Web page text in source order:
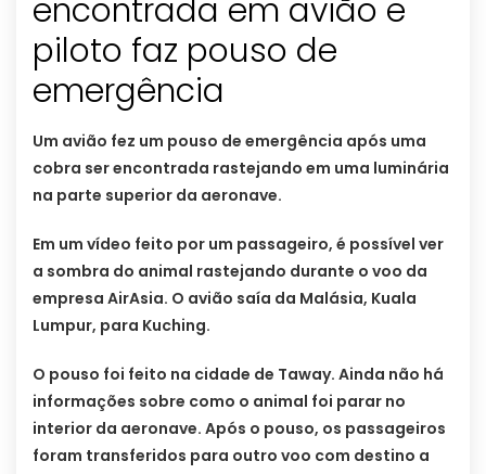
encontrada em avião e
piloto faz pouso de
emergência
Um avião fez um pouso de emergência após uma
cobra ser encontrada rastejando em uma luminária
na parte superior da aeronave.
Em um vídeo feito por um passageiro, é possível ver
a sombra do animal rastejando durante o voo da
empresa AirAsia. O avião saía da Malásia, Kuala
Lumpur, para Kuching.
O pouso foi feito na cidade de Taway. Ainda não há
informações sobre como o animal foi parar no
interior da aeronave. Após o pouso, os passageiros
foram transferidos para outro voo com destino a